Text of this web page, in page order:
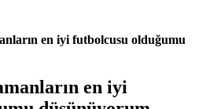
en iyi futbolcusu olduğumu
en iyi